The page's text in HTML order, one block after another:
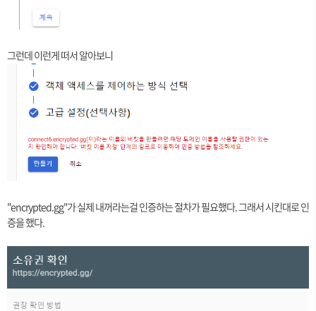
그런데 이런게 떠서 알아보니
"encrypted.gg"가 실제 내꺼라는걸 인증하는 절차가 필요했다. 그래서 시킨대로 인
증을 했다.